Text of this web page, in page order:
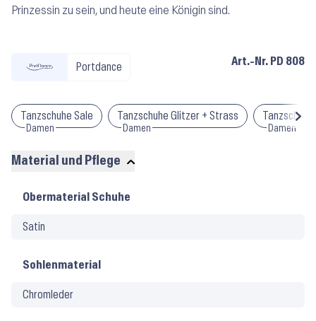
Prinzessin zu sein, und heute eine Königin sind.
Portdance Art.-Nr. PD 808
Tanzschuhe Sale
Damen
Tanzschuhe Glitzer + Strass
Damen Damen
Material und Pflege
Material
Pflege
Obermaterial Schuhe
Satin
Sohlenmaterial
Chromleder